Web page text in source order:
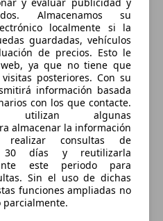
Almacenamos su
localmente si la
guardadas, vehículos
de precios. Esto le
ya que no tiene que
posteriores. Con su
información basada
con los que contacte.
utilizan algunas
almacenar la información
consultas de
30 días y reutilizarla
este periodo para
Sin el uso de dichas
funciones ampliadas no